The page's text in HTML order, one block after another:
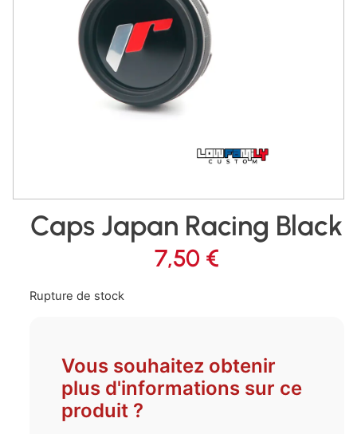
Caps Japan Racing Black
7,50 €
Rupture de stock
Vous souhaitez obtenir
plus d'informations sur ce
produit ?